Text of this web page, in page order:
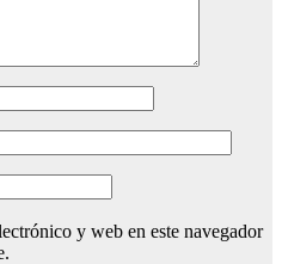
y web en este navegador